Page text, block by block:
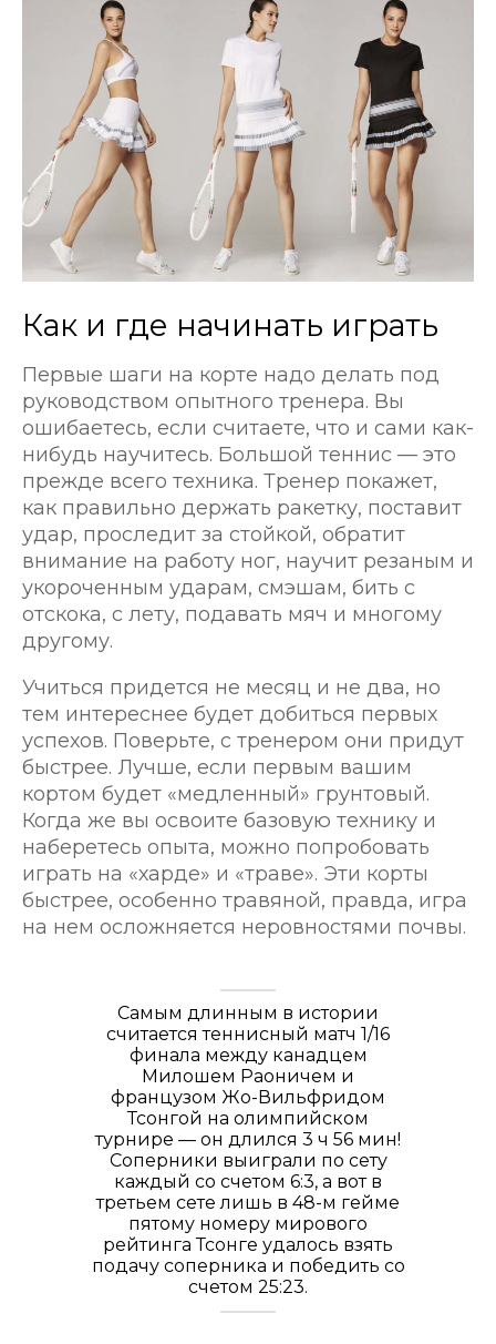
Как и где начинать играть
Первые шаги на корте надо делать под
руководством опытного тренера. Вы
ошибаетесь, если считаете, что и сами как-
нибудь научитесь. Большой теннис — это
прежде всего техника. Тренер покажет,
как правильно держать ракетку, поставит
удар, проследит за стойкой, обратит
внимание на работу ног, научит резаным и
укороченным ударам, смэшам, бить с
отскока, с лету, подавать мяч и многому
другому.
Учиться придется не месяц и не два, но
тем интереснее будет добиться первых
успехов. Поверьте, с тренером они придут
быстрее. Лучше, если первым вашим
кортом будет «медленный» грунтовый.
Когда же вы освоите базовую технику и
наберетесь опыта, можно попробовать
играть на «харде» и «траве». Эти корты
быстрее, особенно травяной, правда, игра
на нем осложняется неровностями почвы.
Самым длинным в истории
считается теннисный матч 1/16
финала между канадцем
Милошем Раоничем и
французом Жо-Вильфридом
Тсонгой на олимпийском
турнире — он длился 3 ч 56 мин!
Соперники выиграли по сету
каждый со счетом 6:3, а вот в
третьем сете лишь в 48-м гейме
пятому номеру мирового
рейтинга Тсонге удалось взять
подачу соперника и победить со
счетом 25:23.